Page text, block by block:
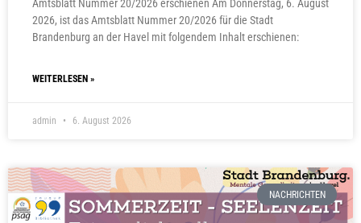
Amtsblatt Nummer 20/2026 erschienen Am Donnerstag, 6. August
2026, ist das Amtsblatt Nummer 20/2026 für die Stadt
Brandenburg an der Havel mit folgendem Inhalt erschienen:
WEITERLESEN »
admin 6. August 2026
NACHRICHTEN